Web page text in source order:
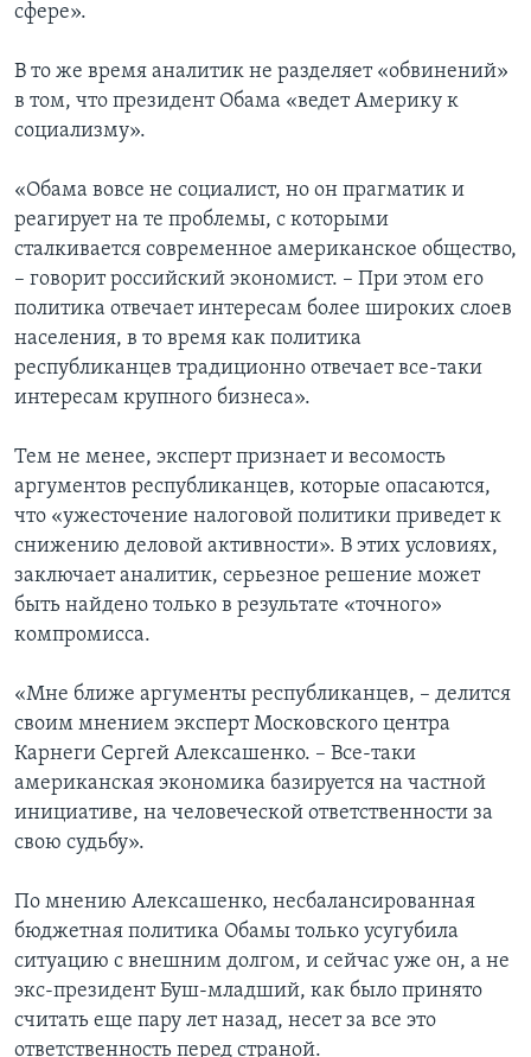
сфере».
В то же время аналитик не разделяет «обвинений»
в том, что президент Обама «ведет Америку к
социализму».
«Обама вовсе не социалист, но он прагматик и
реагирует на те проблемы, с которыми
сталкивается современное американское общество,
– говорит российский экономист. – При этом его
политика отвечает интересам более широких слоев
населения, в то время как политика
республиканцев традиционно отвечает все-таки
интересам крупного бизнеса».
Тем не менее, эксперт признает и весомость
аргументов республиканцев, которые опасаются,
что «ужесточение налоговой политики приведет к
снижению деловой активности». В этих условиях,
заключает аналитик, серьезное решение может
быть найдено только в результате «точного»
компромисса.
«Мне ближе аргументы республиканцев, – делится
своим мнением эксперт Московского центра
Карнеги Сергей Алексашенко. – Все-таки
американская экономика базируется на частной
инициативе, на человеческой ответственности за
свою судьбу».
По мнению Алексашенко, несбалансированная
бюджетная политика Обамы только усугубила
ситуацию с внешним долгом, и сейчас уже он, а не
экс-президент Буш-младший, как было принято
считать еще пару лет назад, несет за все это
ответственность перед страной.